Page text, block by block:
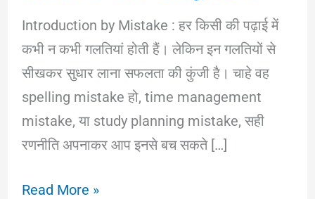
Introduction by Mistake : हर किसी की पढ़ाई में
कभी न कभी गलतियां होती हैं। लेकिन इन गलतियों से
सीखकर सुधार लाना सफलता की कुंजी है। चाहे वह
spelling mistake हो, time management
mistake, या study planning mistake, सही
रणनीति अपनाकर आप इनसे बच सकते […]
पढ़ाई
Read More »